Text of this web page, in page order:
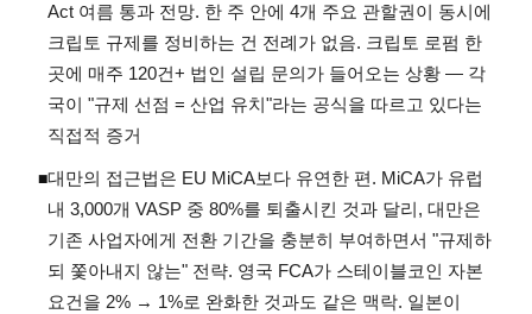
Act 여름 통과 전망. 한 주 안에 4개 주요 관할권이 동시에
크립토 규제를 정비하는 건 전례가 없음. 크립토 로펌 한
곳에 매주 120건+ 법인 설립 문의가 들어오는 상황 — 각
국이 "규제 선점 = 산업 유치"라는 공식을 따르고 있다는
직접적 증거
◾대만의 접근법은 EU MiCA보다 유연한 편. MiCA가 유럽
내 3,000개 VASP 중 80%를 퇴출시킨 것과 달리, 대만은
기존 사업자에게 전환 기간을 충분히 부여하면서 "규제하
되 쫓아내지 않는" 전략. 영국 FCA가 스테이블코인 자본
요건을 2% → 1%로 완화한 것과도 같은 맥락. 일본이